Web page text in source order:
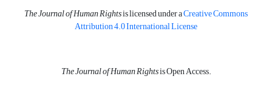
The Journal of Human Rightsis licensed under aCreative Commons
Attribution 4.0 International License
The Journal of Human Rightsis Open Access.